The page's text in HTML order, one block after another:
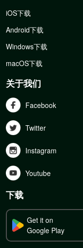
iOS下载
Android下载
Windows下载
macOS下载
关于我们
Facebook
Twitter
Instagram
Youtube
下载
Get it on
Google Play